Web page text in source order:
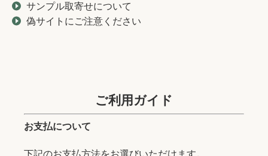
サンプル取寄せについて
偽サイトにご注意ください
ご利用ガイド
お支払について
下記のお支払方法をお選びいただけます。